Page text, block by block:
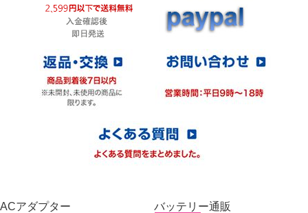
ACアダプター バッテリー通販